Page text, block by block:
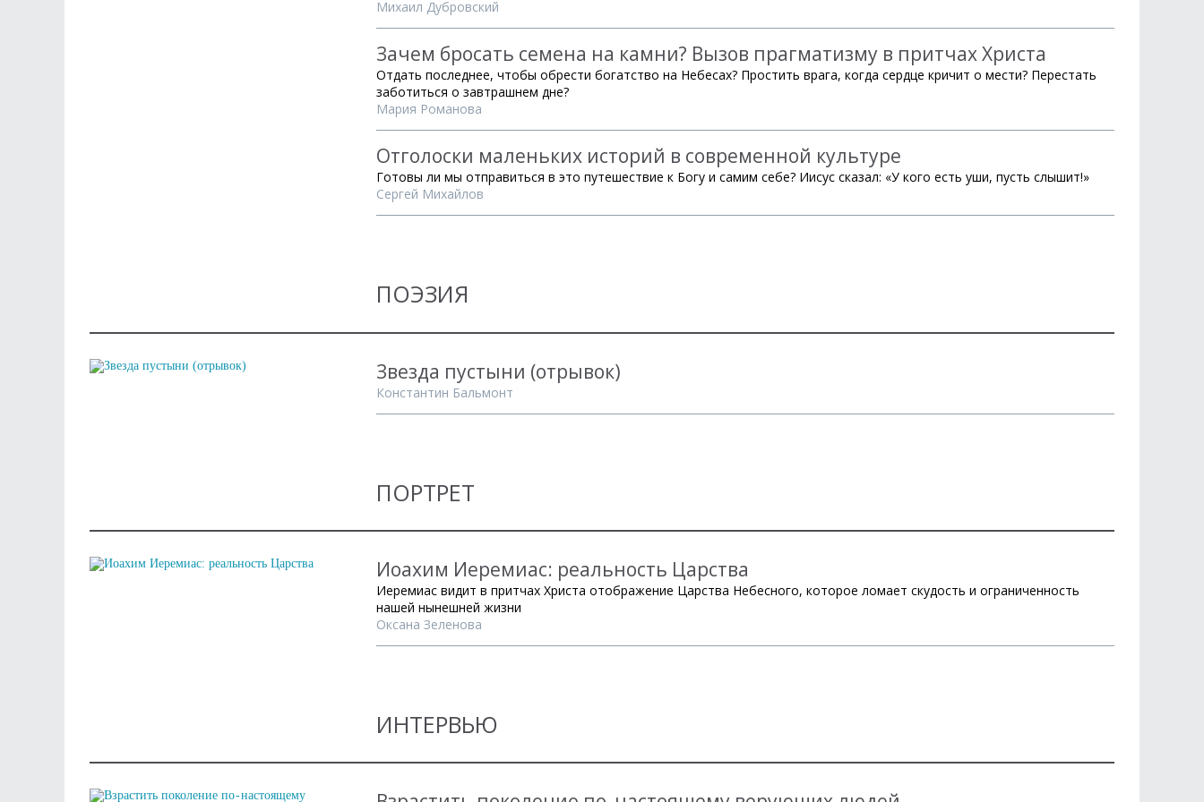
Михаил Дубровский
Зачем бросать семена на камни? Вызов прагматизму в притчах Христа
Отдать последнее, чтобы обрести богатство на Небесах? Простить врага, когда сердце кричит о мести? Перестать
заботиться о завтрашнем дне?
Мария Романова
Отголоски маленьких историй в современной культуре
Готовы ли мы отправиться в это путешествие к Богу и самим себе? Иисус сказал: «У кого есть уши, пусть слышит!»
Сергей Михайлов
ПОЭЗИЯ
Звезда пустыни (отрывок)
Константин Бальмонт
ПОРТРЕТ
Иоахим Иеремиас: реальность Царства
Иеремиас видит в притчах Христа отображение Царства Небесного, которое ломает скудость и ограниченность
нашей нынешней жизни
Оксана Зеленова
ИНТЕРВЬЮ